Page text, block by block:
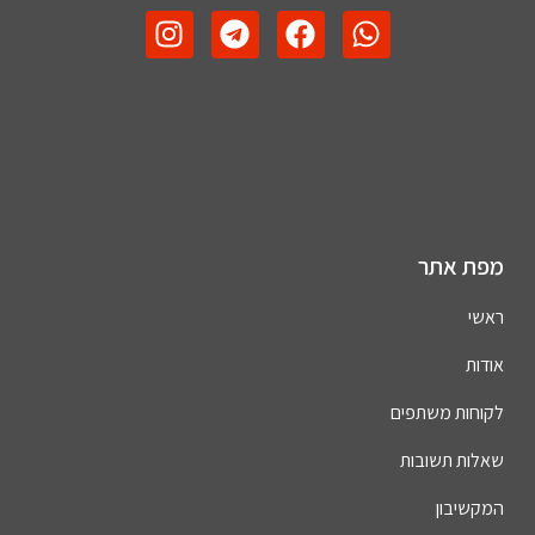
מפת אתר
ראשי
אודות
לקוחות משתפים
שאלות תשובות
המקשיבון